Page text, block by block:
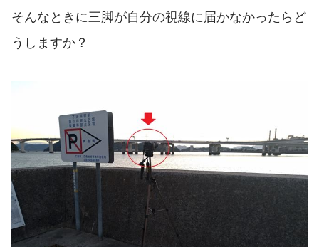
そんなときに三脚が自分の視線に届かなかったらど
うしますか？